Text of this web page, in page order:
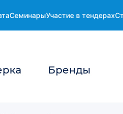
СеминарыУчастие в тендерах
Бренды